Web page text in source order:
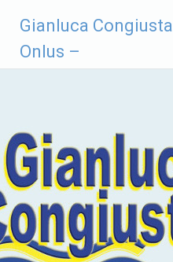
contenuto
Gianluca Congiusta
Onlus –